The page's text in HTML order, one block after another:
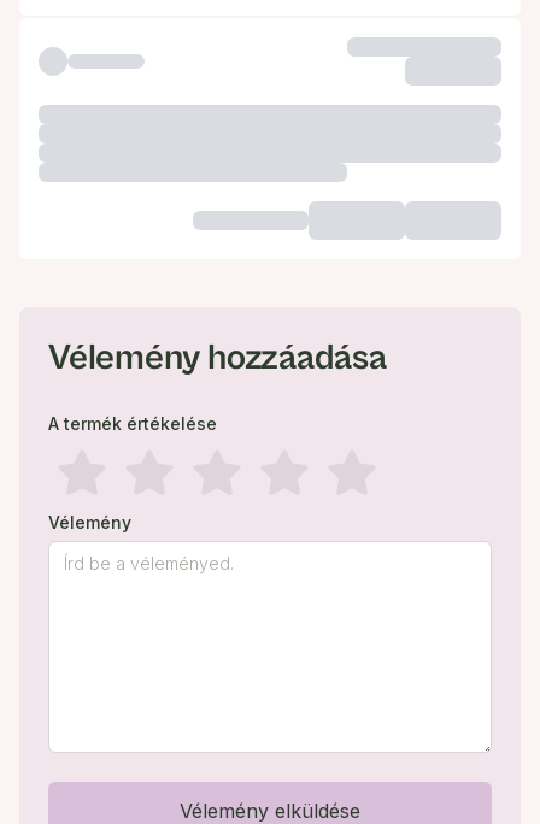
Vélemény hozzáadása
A termék értékelése
Vélemény
Vélemény elküldése